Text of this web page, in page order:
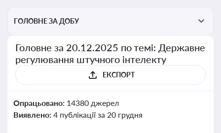
ГОЛОВНЕ ЗА ДОБУ
Головне за 20.12.2025 по темі: Державне
регулювання штучного інтелекту
ЕКСПОРТ
Опрацьовано: 14380 джерел
Виявлено: 4 публікації за 20 грудня